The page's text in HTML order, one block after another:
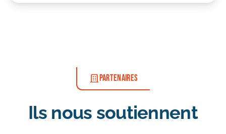
PARTENAIRES
Ils nous soutiennent